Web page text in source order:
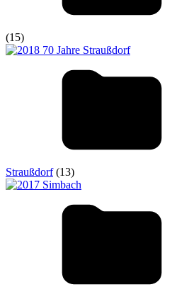
(15)
Straußdorf (13)